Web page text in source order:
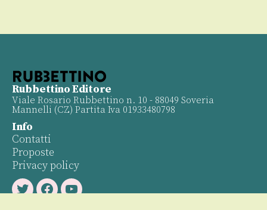
Rubbettino Editore
Viale Rosario Rubbettino n. 10 - 88049 Soveria
Mannelli (CZ) Partita Iva 01933480798
Info
Contatti
Proposte
Privacy policy
TwitterFacebookYoutube